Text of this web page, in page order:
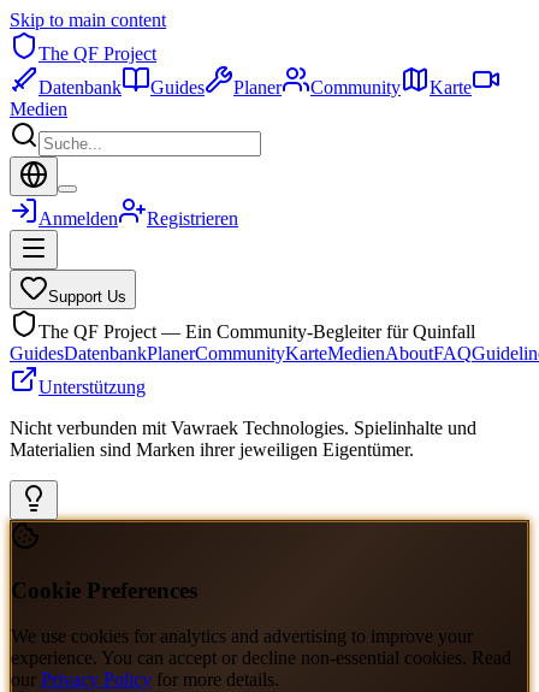
Skip to main content
The QF Project
Datenbank
Guides Planer Community
Karte
Medien
Anmelden Registrieren
Support Us
The QF Project — Ein Community-Begleiter für Quinfall
GuidesDatenbankPlanerCommunityKarteMedienAboutFAQ
Unterstützung
Nicht verbunden mit Vawraek Technologies. Spielinhalte und
Materialien sind Marken ihrer jeweiligen Eigentümer.
Cookie Preferences
We use cookies for analytics and advertising to improve your
experience. You can accept or decline non-essential cookies. Read
our Privacy Policy for more details.